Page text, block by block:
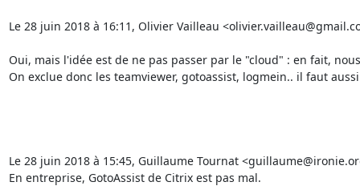
Le 28 juin 2018 à 16:11, Olivier Vailleau
Oui, mais l'idée est de ne pas passer par le "cloud" : en fait,
On exclue donc les teamviewer, gotoassist, logmein.. il faut
Le 28 juin 2018 à 15:45, Guillaume Tournat
En entreprise, GotoAssist de Citrix est pas mal.